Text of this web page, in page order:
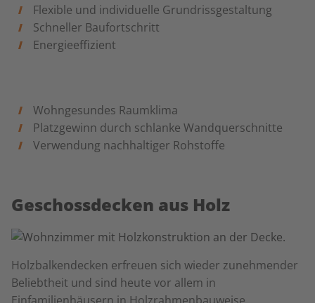
Flexible und individuelle Grundrissgestaltung
Schneller Baufortschritt
Energieeffizient
Wohngesundes Raumklima
Platzgewinn durch schlanke Wandquerschnitte
Verwendung nachhaltiger Rohstoffe
Geschossdecken aus Holz
Holzbalkendecken erfreuen sich wieder zunehmender
Beliebtheit und sind heute vor allem in